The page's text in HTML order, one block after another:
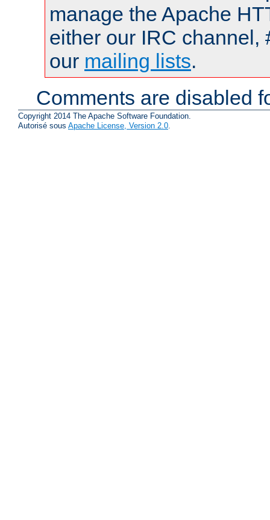
manage the Apache
either our IRC channel,
our mailing lists.
Comments are disabled
Copyright 2014 The Apache Software Foundation.
Autorisé sous Apache License, Version 2.0.